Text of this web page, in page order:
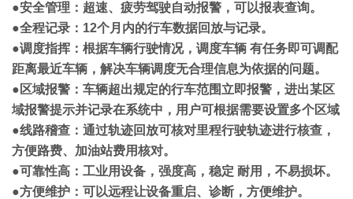
●安全管理：超速、疲劳驾驶自动报警，可以报表查询。
●全程记录：12个月内的行车数据回放与记录。
●调度指挥：根据车辆行驶情况，调度车辆 有任务即可调配
距离最近车辆，解决车辆调度无合理信息为依据的问题。
●区域报警：车辆超出规定的行车范围立即报警，进出某区
域报警提示并记录在系统中，用户可根据需要设置多个区域
●线路稽查：通过轨迹回放可核对里程行驶轨迹进行核查，
方便路费、加油站费用核对。
●可靠性高：工业用设备，强度高，稳定 耐用，不易损坏。
●方便维护：可以远程让设备重启、诊断，方便维护。